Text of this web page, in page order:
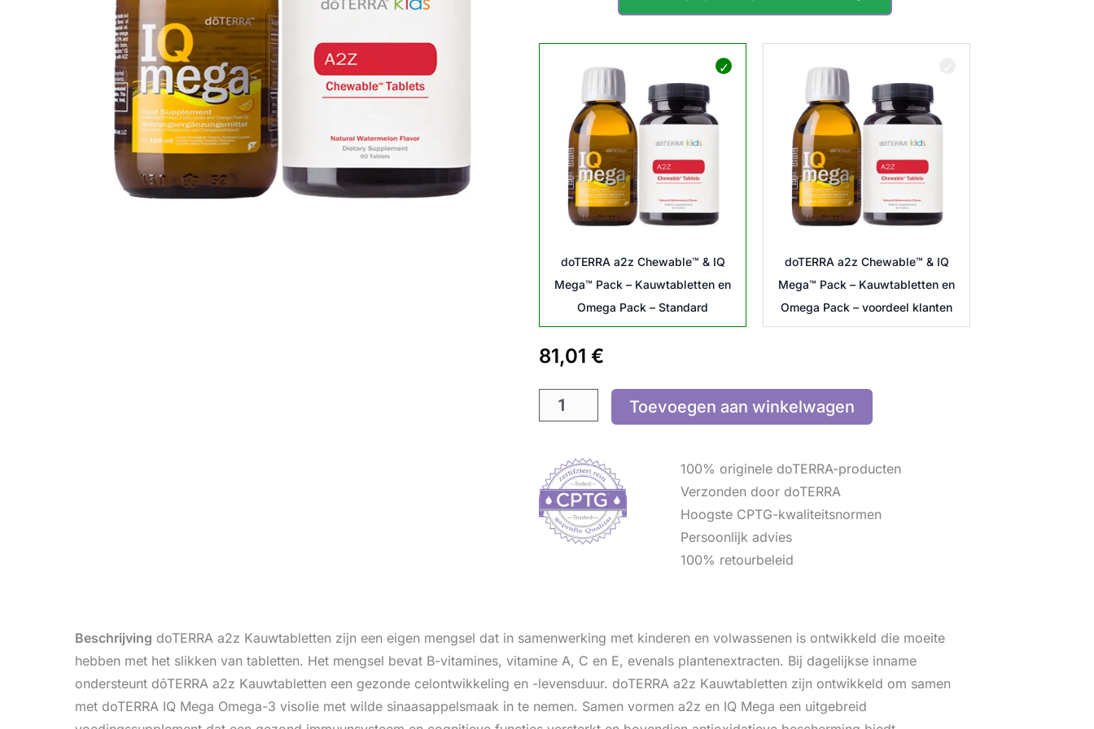
81,01 €
doTERRA a2z Chewable™ & IQ
Mega™ Pack – Kauwtabletten en
Omega Pack – Standard
doTERRA a2z Chewable™ & IQ
Mega™ Pack – Kauwtabletten en
Omega Pack – voordeel klanten
81,01 €
Chewable™
Mega™
Kauwtabletten
Omega
Toevoegen aan winkelwagen
100% originele doTERRA-producten
Verzonden door doTERRA
Hoogste CPTG-kwaliteitsnormen
Persoonlijk advies
100% retourbeleid
Beschrijving doTERRA a2z Kauwtabletten zijn een eigen mengsel dat in samenwerking met kinderen en volwassenen is ontwikkeld die moeite
hebben met het slikken van tabletten. Het mengsel bevat B-vitamines, vitamine A, C en E, evenals plantenextracten. Bij dagelijkse inname
ondersteunt dōTERRA a2z Kauwtabletten een gezonde celontwikkeling en -levensduur. doTERRA a2z Kauwtabletten zijn ontwikkeld om samen
met doTERRA IQ Mega Omega-3 visolie met wilde sinaasappelsmaak in te nemen. Samen vormen a2z en IQ Mega een uitgebreid